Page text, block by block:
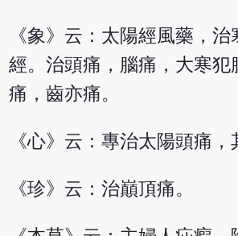
《象》云：太陽經風藥，
經。治頭痛，腦痛，大寒犯
痛，齒亦痛。
《心》云：專治太陽頭痛，
《珍》云：治巔頂痛。